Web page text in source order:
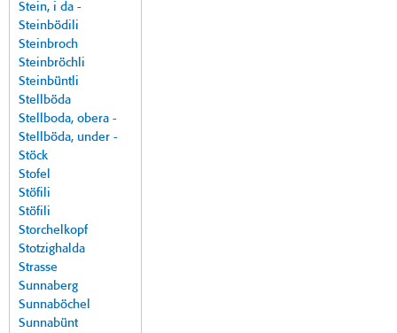
Stein, i da -
Steinbödili
Steinbroch
Steinbröchli
Steinbüntli
Stellböda
Stellboda, obera -
Stellböda, under -
Stöck
Stofel
Stöfili
Stöfili
Storchelkopf
Stotzighalda
Strasse
Sunnaberg
Sunnaböchel
Sunnabünt